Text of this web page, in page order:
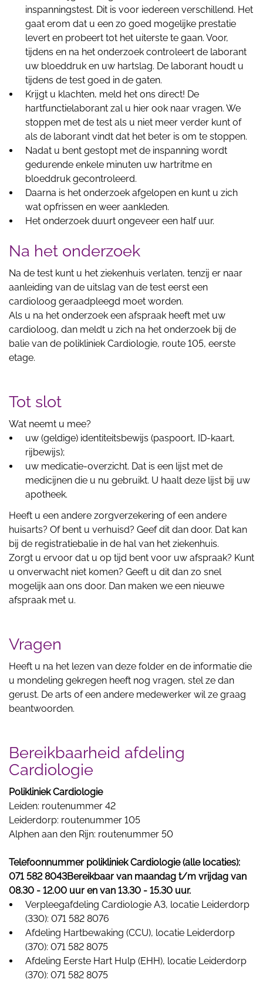
inspanningstest. Dit is voor iedereen verschillend. Het
gaat erom dat u een zo goed mogelijke prestatie
levert en probeert tot het uiterste te gaan. Voor,
tijdens en na het onderzoek controleert de laborant
uw bloeddruk en uw hartslag. De laborant houdt u
tijdens de test goed in de gaten.
Krijgt u klachten, meld het ons direct! De
hartfunctielaborant zal u hier ook naar vragen. We
stoppen met de test als u niet meer verder kunt of
als de laborant vindt dat het beter is om te stoppen.
Nadat u bent gestopt met de inspanning wordt
gedurende enkele minuten uw hartritme en
bloeddruk gecontroleerd.
Daarna is het onderzoek afgelopen en kunt u zich
wat opfrissen en weer aankleden.
Het onderzoek duurt ongeveer een half uur.
Na het onderzoek
Na de test kunt u het ziekenhuis verlaten, tenzij er naar
aanleiding van de uitslag van de test eerst een
cardioloog geraadpleegd moet worden.
Als u na het onderzoek een afspraak heeft met uw
cardioloog, dan meldt u zich na het onderzoek bij de
balie van de polikliniek Cardiologie, route 105, eerste
etage.
Tot slot
Wat neemt u mee?
uw (geldige) identiteitsbewijs (paspoort, ID-kaart,
rijbewijs);
uw medicatie-overzicht. Dat is een lijst met de
medicijnen die u nu gebruikt. U haalt deze lijst bij uw
apotheek.
Heeft u een andere zorgverzekering of een andere
huisarts? Of bent u verhuisd? Geef dit dan door. Dat kan
bij de registratiebalie in de hal van het ziekenhuis.
Zorgt u ervoor dat u op tijd bent voor uw afspraak? Kunt
u onverwacht niet komen? Geeft u dit dan zo snel
mogelijk aan ons door. Dan maken we een nieuwe
afspraak met u.
Vragen
Heeft u na het lezen van deze folder en de informatie die
u mondeling gekregen heeft nog vragen, stel ze dan
gerust. De arts of een andere medewerker wil ze graag
beantwoorden.
Bereikbaarheid afdeling
Cardiologie
Polikliniek Cardiologie
Leiden: routenummer 42
Leiderdorp: routenummer 105
Alphen aan den Rijn: routenummer 50
Telefoonnummer polikliniek Cardiologie (alle locaties):
071 582 8043Bereikbaar van maandag t/m vrijdag van
08.30 - 12.00 uur en van 13.30 - 15.30 uur.
Verpleegafdeling Cardiologie A3, locatie Leiderdorp
(330): 071 582 8076
Afdeling Hartbewaking (CCU), locatie Leiderdorp
(370): 071 582 8075
Afdeling Eerste Hart Hulp (EHH), locatie Leiderdorp
(370): 071 582 8075